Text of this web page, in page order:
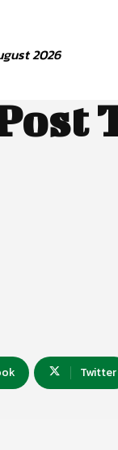
2026
Twitter